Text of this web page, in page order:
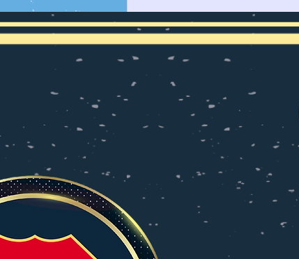
CONSTRUYENDO PAÍS
MARÍTIMO